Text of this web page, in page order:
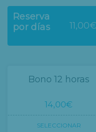
Reserva
por días
11,00€
Bono 12 horas
14,00€
SELECCIONAR